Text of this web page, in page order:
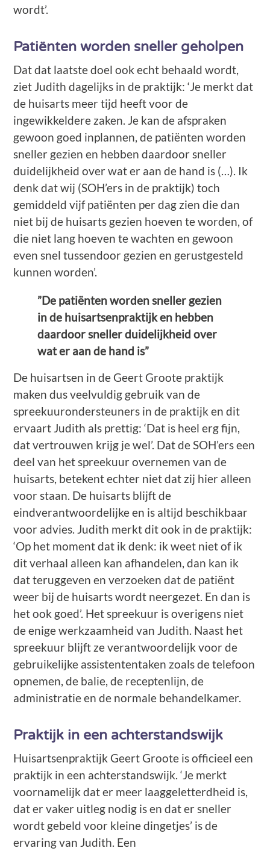
wordt’.
Patiënten worden sneller geholpen
Dat dat laatste doel ook echt behaald wordt,
ziet Judith dagelijks in de praktijk: ‘Je merkt dat
de huisarts meer tijd heeft voor de
ingewikkeldere zaken. Je kan de afspraken
gewoon goed inplannen, de patiënten worden
sneller gezien en hebben daardoor sneller
duidelijkheid over wat er aan de hand is (…). Ik
denk dat wij (SOH’ers in de praktijk) toch
gemiddeld vijf patiënten per dag zien die dan
niet bij de huisarts gezien hoeven te worden, of
die niet lang hoeven te wachten en gewoon
even snel tussendoor gezien en gerustgesteld
kunnen worden’.
”De patiënten worden sneller gezien
in de huisartsenpraktijk en hebben
daardoor sneller duidelijkheid over
wat er aan de hand is”
De huisartsen in de Geert Groote praktijk
maken dus veelvuldig gebruik van de
spreekuurondersteuners in de praktijk en dit
ervaart Judith als prettig: ‘Dat is heel erg fijn,
dat vertrouwen krijg je wel’. Dat de SOH’ers een
deel van het spreekuur overnemen van de
huisarts, betekent echter niet dat zij hier alleen
voor staan. De huisarts blijft de
eindverantwoordelijke en is altijd beschikbaar
voor advies. Judith merkt dit ook in de praktijk:
‘Op het moment dat ik denk: ik weet niet of ik
dit verhaal alleen kan afhandelen, dan kan ik
dat teruggeven en verzoeken dat de patiënt
weer bij de huisarts wordt neergezet. En dan is
het ook goed’. Het spreekuur is overigens niet
de enige werkzaamheid van Judith. Naast het
spreekuur blijft ze verantwoordelijk voor de
gebruikelijke assistententaken zoals de telefoon
opnemen, de balie, de receptenlijn, de
administratie en de normale behandelkamer.
Praktijk in een achterstandswijk
Huisartsenpraktijk Geert Groote is officieel een
praktijk in een achterstandswijk. ‘Je merkt
voornamelijk dat er meer laaggeletterdheid is,
dat er vaker uitleg nodig is en dat er sneller
wordt gebeld voor kleine dingetjes’ is de
ervaring van Judith. Een